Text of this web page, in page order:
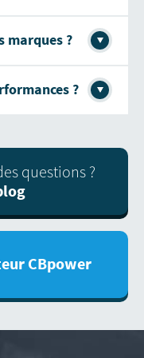
marques ?
?
questions ?
CBpower